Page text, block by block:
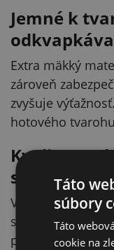
Jemné k
Extra mäkký
zároveň
zvyšuje
hotového
Kvalita, na
spoľahnúť
Vďaka
spracovaniu je
pri spracovaní
Táto
súbory
Táto
cookie na